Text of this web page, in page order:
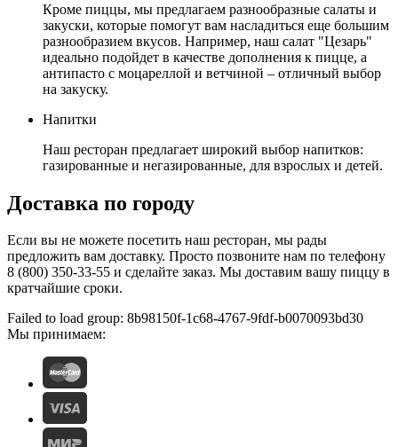
Кроме пиццы, мы предлагаем разнообразные салаты и
закуски, которые помогут вам насладиться еще большим
разнообразием вкусов. Например, наш салат "Цезарь"
идеально подойдет в качестве дополнения к пицце, а
антипасто с моцареллой и ветчиной – отличный выбор
на закуску.
Напитки
Наш ресторан предлагает широкий выбор напитков:
газированные и негазированные, для взрослых и детей.
Доставка по городу
Если вы не можете посетить наш ресторан, мы рады
предложить вам доставку. Просто позвоните нам по телефону
8 (800) 350-33-55 и сделайте заказ. Мы доставим вашу пиццу в
кратчайшие сроки.
Failed to load group: 8b98150f-1c68-4767-9fdf-b0070093bd30
Мы принимаем: